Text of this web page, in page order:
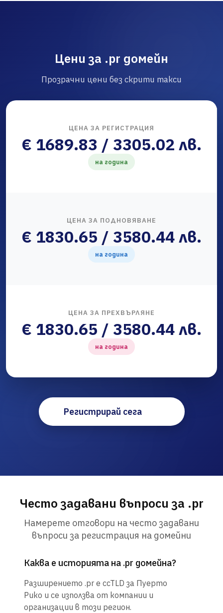
Цени за .pr домейн
Прозрачни цени без скрити такси
ЦЕНА ЗА РЕГИСТРАЦИЯ
€ 1689.83 / 3305.02 лв.
на година
ЦЕНА ЗА ПОДНОВЯВАНЕ
€ 1830.65 / 3580.44 лв.
на година
ЦЕНА ЗА ПРЕХВЪРЛЯНЕ
€ 1830.65 / 3580.44 лв.
на година
Регистрирай сега
Често задавани въпроси за .pr
Намерете отговори на често задавани
въпроси за регистрация на домейни
Каква е историята на .pr домейна?
Разширението .pr е ccTLD за Пуерто
Рико и се използва от компании и
организации в този регион.